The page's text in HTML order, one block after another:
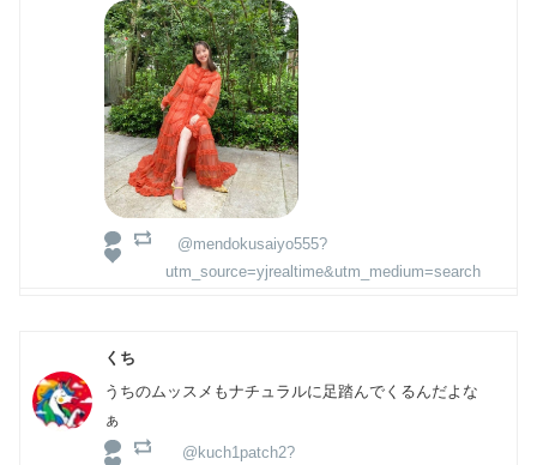
@mendokusaiyo555?
utm_source=yjrealtime&utm_medium=search
くち
うちのムッスメもナチュラルに足踏んでくるんだよな
ぁ
@kuch1patch2?